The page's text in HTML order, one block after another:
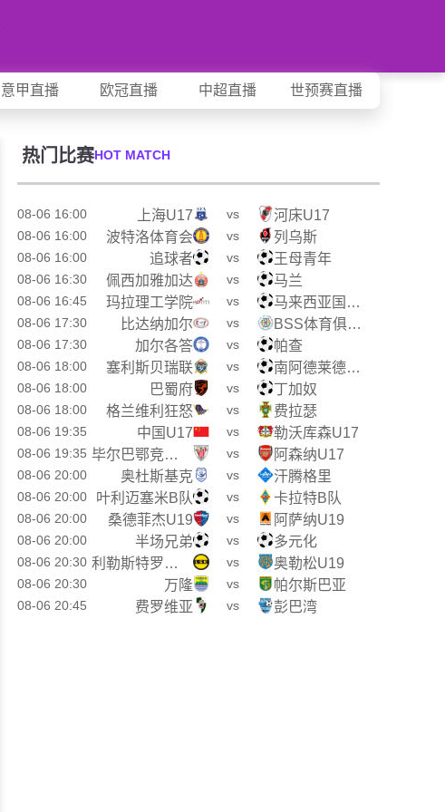
意甲直播 欧冠直播 中超直播 世预赛直播
热门比赛HOT MATCH
08-06 16:00 上海U17 vs 河床U17
08-06 16:00 波特洛体育会 vs 列乌斯
08-06 16:00 追球者 vs 王母青年
08-06 16:30 佩西加雅加达 vs 马兰
08-06 16:45 玛拉理工学院 vs 马来西亚国家大学
08-06 17:30 比达纳加尔 vs BSS体育俱乐部
08-06 17:30 加尔各答 vs 帕查
08-06 18:00 塞利斯贝瑞联 vs 南阿德莱德黑豹
08-06 18:00 巴蜀府 vs 丁加奴
08-06 18:00 格兰维利狂怒 vs 费拉瑟
08-06 19:35 中国U17 vs 勒沃库森U17
08-06 19:35 毕尔巴鄂竞技U17 vs 阿森纳U17
08-06 20:00 奥杜斯基克 vs 汗腾格里
08-06 20:00 叶利迈塞米B队 vs 卡拉特B队
08-06 20:00 桑德菲杰U19 vs 阿萨纳U19
08-06 20:00 半场兄弟 vs 多元化
08-06 20:30 利勒斯特罗姆U19 vs 奥勒松U19
08-06 20:30 万隆 vs 帕尔斯巴亚
08-06 20:45 费罗维亚 vs 彭巴湾